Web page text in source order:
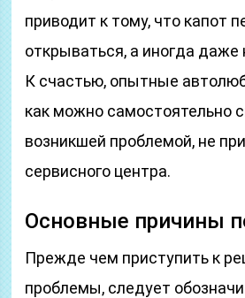
приводит к тому, что капот
открываться, а иногда даже
К счастью, опытные
как можно самостоятельно
возникшей проблемой, не
сервисного центра.
Основные причины
Прежде чем приступить к
проблемы, следует